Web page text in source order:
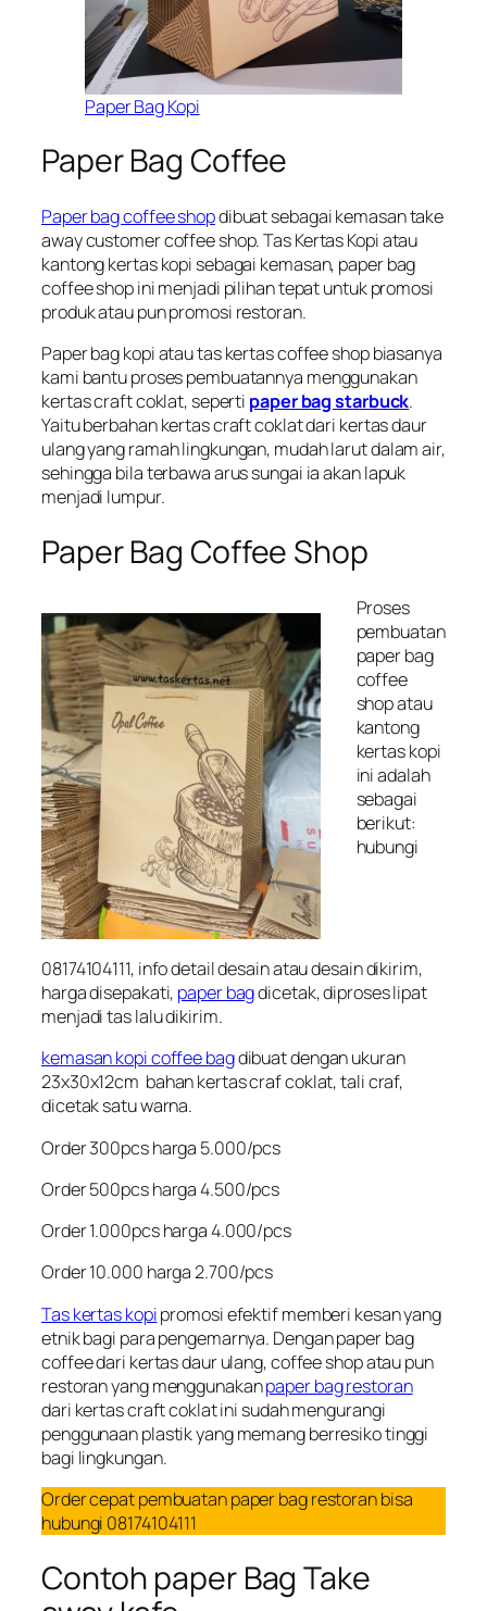
Paper Bag Kopi
Paper Bag Coffee
Paper bag coffee shopdibuat sebagai kemasan take
away customer coffee shop. Tas Kertas Kopi atau
kantong kertas kopi sebagai kemasan, paper bag
coffee shop ini menjadi pilihan tepat untuk promosi
produk atau pun promosi restoran.
Paper bag kopi atau tas kertas coffee shop biasanya
kami bantu proses pembuatannya menggunakan
kertas craft coklat, seperti paper bag starbuck.
Yaitu berbahan kertas craft coklat dari kertas daur
ulang yang ramah lingkungan, mudah larut dalam air,
sehingga bila terbawa arus sungai ia akan lapuk
menjadi lumpur.
Paper Bag Coffee Shop
Proses
pembuatan
paper bag
coffee
shop atau
kantong
kertas kopi
ini adalah
sebagai
berikut:
hubungi
08174104111, info detail desain atau desain dikirim,
harga disepakati, paper bagdicetak, diproses lipat
menjadi tas lalu dikirim.
kemasan kopi coffee bagdibuat dengan ukuran
23x30x12cm bahan kertas craf coklat, tali craf,
dicetak satu warna.
Order 300pcs harga 5.000/pcs
Order 500pcs harga 4.500/pcs
Order 1.000pcs harga 4.000/pcs
Order 10.000 harga 2.700/pcs
Tas kertas kopipromosi efektif memberi kesan yang
etnik bagi para pengemarnya. Dengan paper bag
coffee dari kertas daur ulang, coffee shop atau pun
restoran yang menggunakanpaper bag restoran
dari kertas craft coklat ini sudah mengurangi
penggunaan plastik yang memang berresiko tinggi
bagi lingkungan.
Order cepat pembuatan paper bag restoran bisa
hubungi 08174104111
Contoh paper Bag Take